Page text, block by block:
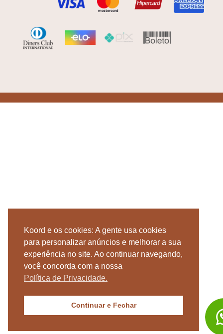
Koord e os cookies: A gente usa cookies
para personalizar anúncios e melhorar a sua
experiência no site. Ao continuar navegando,
você concorda com a nossa
Política de Privacidade.
Continuar e Fechar